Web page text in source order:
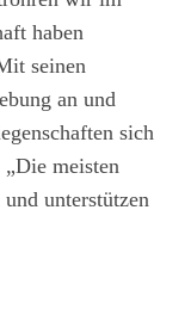
haben
seinen
an und
sich
meisten
unterstützen